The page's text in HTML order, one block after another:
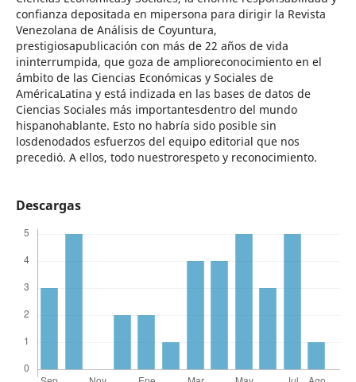
confianza depositada en mipersona para dirigir la Revista
Venezolana de Análisis de Coyuntura,
prestigiosapublicación con más de 22 años de vida
ininterrumpida, que goza de amplioreconocimiento en el
ámbito de las Ciencias Económicas y Sociales de
AméricaLatina y está indizada en las bases de datos de
Ciencias Sociales más importantesdentro del mundo
hispanohablante. Esto no habría sido posible sin
losdenodados esfuerzos del equipo editorial que nos
precedió. A ellos, todo nuestrorespeto y reconocimiento.
Descargas